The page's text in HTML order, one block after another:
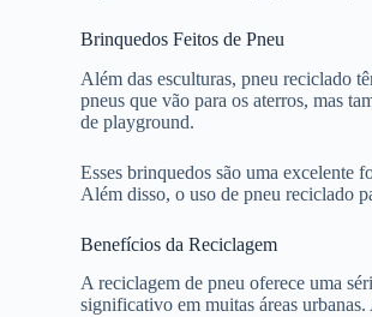
Brinquedos Feitos de Pneu
Além das esculturas, pneu reciclado
pneus que vão para os aterros, mas
de playground.
Esses brinquedos são uma excelente
Além disso, o uso de pneu reciclado
Benefícios da Reciclagem
A reciclagem de pneu oferece uma
significativo em muitas áreas